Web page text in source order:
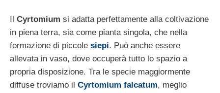
Il Cyrtomium si adatta perfettamente alla coltivazione
in piena terra, sia come pianta singola, che nella
formazione di piccole siepi. Può anche essere
allevata in vaso, dove occuperà tutto lo spazio a
propria disposizione. Tra le specie maggiormente
diffuse troviamo il Cyrtomium falcatum, meglio